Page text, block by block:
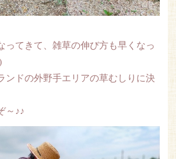
ってきて、雑草の伸び方も早くなっ
ンドの外野手エリアの草むしりに決
～♪♪